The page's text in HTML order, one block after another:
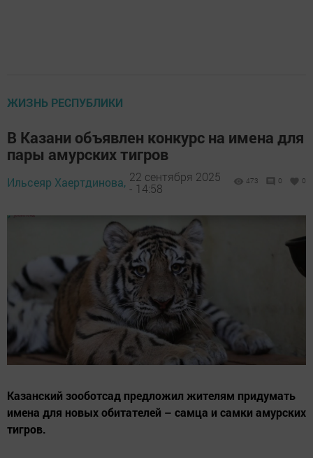
ЖИЗНЬ РЕСПУБЛИКИ
В Казани объявлен конкурс на имена для
пары амурских тигров
Ильсеяр Хаертдинова, 22 сентября 2025
- 14:58
473 0 0
Казанский зооботсад предложил жителям придумать
имена для новых обитателей – самца и самки амурских
тигров.